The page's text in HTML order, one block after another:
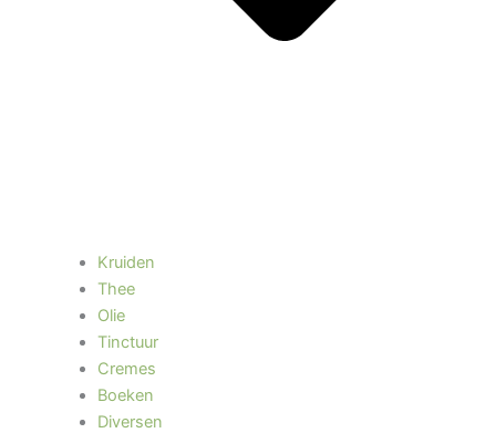
Kruiden
Thee
Olie
Tinctuur
Cremes
Boeken
Diversen